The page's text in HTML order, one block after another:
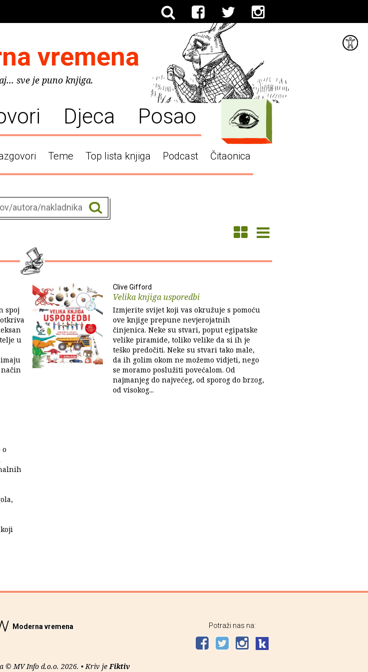
vremena
sve je puno knjiga.
Djeca Posao
Teme Top lista knjiga Podcast Čitaonica
spoj
u
Clive Gifford
Velika knjiga usporedbi
Izmjerite svijet koji vas okružuje s pomoću
ove knjige prepune nevjerojatnih
činjenica. Neke su stvari, poput egipatske
velike piramide, toliko velike da si ih je
teško predočiti. Neke su stvari tako male,
da ih golim okom ne možemo vidjeti, nego
se moramo poslužiti povećalom. Od
najmanjeg do najvećeg, od sporog do brzog,
od visokog...
o
Moderna vremena
© MV Info d.o.o. 2026. • Kriv jeFiktiv
Potraži nas na: